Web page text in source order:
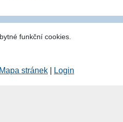
funkční cookies.
Mapa stránek Login